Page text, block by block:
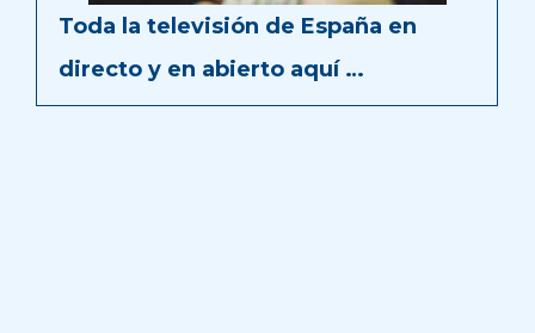
Toda la televisión de España en
directo y en abierto aquí …